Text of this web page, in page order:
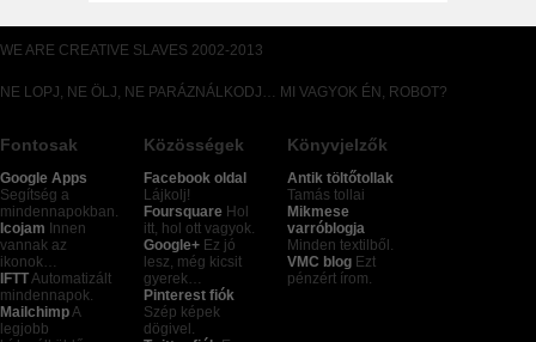
WE ARE CREATIVE SLAVES 2002-2013
NE LOPJ, NE ÖLJ, NE PARÁZNÁLKODJ… MI VAGYOK ÉN, ROBOT?
Fontosak
Google Apps
Segítség a
mindennapokban.
Icojam Innen
vannak az
ikonok…
IFTTAutomatizált
mindennapok.
MailchimpA
legjobb
Közösségek
Facebook oldal
Lájkolj!
Foursquare Hol
itt, hol ott vagyok.
Google+ Ez jó
lesz, még kicsit
gyerek…
Pinterest fiók
Szép képek
dögivel.
Könyvjelzők
Antik töltőtollak
Tamás tollai
Mikmese
varróblogja
Minden textilből.
VMC blog Ezt
pénzért írom.